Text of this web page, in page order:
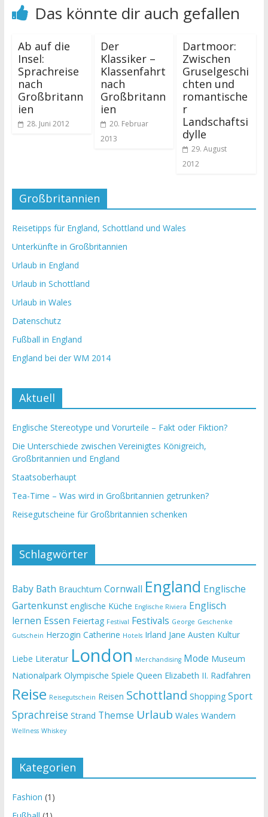
Das könnte dir auch gefallen
Ab auf die
Insel:
Sprachreise
nach
Großbritann
ien
28. Juni 2012
Der
Klassiker –
Klassenfahrt
nach
Großbritann
ien
20. Februar
2013
Dartmoor:
Zwischen
Gruselgeschi
chten und
romantische
r
Landschaftsi
dylle
29. August
2012
Großbritannien
Reisetipps für England, Schottland und Wales
Unterkünfte in Großbritannien
Urlaub in England
Urlaub in Schottland
Urlaub in Wales
Datenschutz
Fußball in England
England bei der WM 2014
Aktuell
Englische Stereotype und Vorurteile – Fakt oder Fiktion?
Die Unterschiede zwischen Vereinigtes Königreich,
Großbritannien und England
Staatsoberhaupt
Tea-Time – Was wird in Großbritannien getrunken?
Reisegutscheine für Großbritannien schenken
Schlagwörter
Baby Bath Brauchtum Cornwall England Englische
Gartenkunst englische Küche Englische Riviera Englisch
lernen Essen Feiertag Festival Festivals George Geschenke
Gutschein Herzogin Catherine Hotels Irland Jane Austen Kultur
Liebe Literatur London Merchandising Mode Museum
Nationalpark Olympische Spiele Queen Elizabeth II. Radfahren
Reise Reisegutschein Reisen Schottland Shopping Sport
Sprachreise Strand Themse Urlaub Wales Wandern
Wellness Whiskey
Kategorien
Fashion (1)